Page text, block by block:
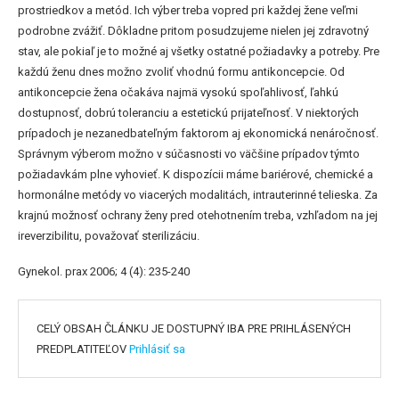
prostriedkov a metód. Ich výber treba vopred pri každej žene veľmi
podrobne zvážiť. Dôkladne pritom posudzujeme nielen jej zdravotný
stav, ale pokiaľ je to možné aj všetky ostatné požiadavky a potreby. Pre
každú ženu dnes možno zvoliť vhodnú formu antikoncepcie. Od
antikoncepcie žena očakáva najmä vysokú spoľahlivosť, ľahkú
dostupnosť, dobrú toleranciu a estetickú prijateľnosť. V niektorých
prípadoch je nezanedbateľným faktorom aj ekonomická nenáročnosť.
Správnym výberom možno v súčasnosti vo väčšine prípadov týmto
požiadavkám plne vyhovieť. K dispozícii máme bariérové, chemické a
hormonálne metódy vo viacerých modalitách, intrauterinné telieska. Za
krajnú možnosť ochrany ženy pred otehotnením treba, vzhľadom na jej
ireverzibilitu, považovať sterilizáciu.
Gynekol. prax 2006; 4 (4): 235-240
CELÝ OBSAH ČLÁNKU JE DOSTUPNÝ IBA PRE PRIHLÁSENÝCH
PREDPLATITEĽOV Prihlásiť sa